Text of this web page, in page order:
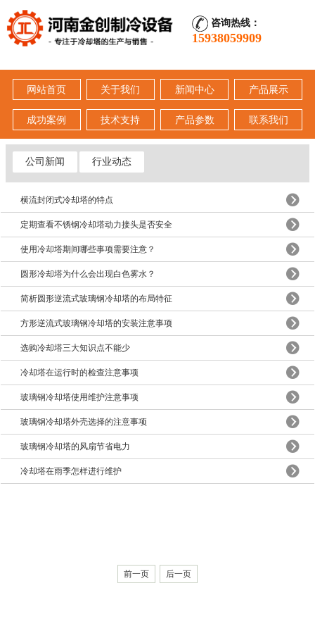
咨询热线：
15938059909
网站首页 关于我们 新闻中心 产品展示
成功案例 技术支持 产品参数 联系我们
公司新闻 行业动态
横流封闭式冷却塔的特点
定期查看不锈钢冷却塔动力接头是否安全
使用冷却塔期间哪些事项需要注意？
圆形冷却塔为什么会出现白色雾水？
简析圆形逆流式玻璃钢冷却塔的布局特征
方形逆流式玻璃钢冷却塔的安装注意事项
选购冷却塔三大知识点不能少
冷却塔在运行时的检查注意事项
玻璃钢冷却塔使用维护注意事项
玻璃钢冷却塔外壳选择的注意事项
玻璃钢冷却塔的风扇节省电力
冷却塔在雨季怎样进行维护
前一页 后一页